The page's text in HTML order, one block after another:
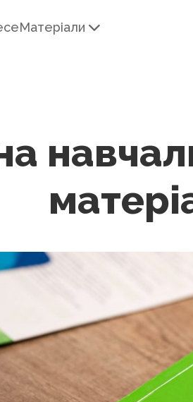
Матеріали